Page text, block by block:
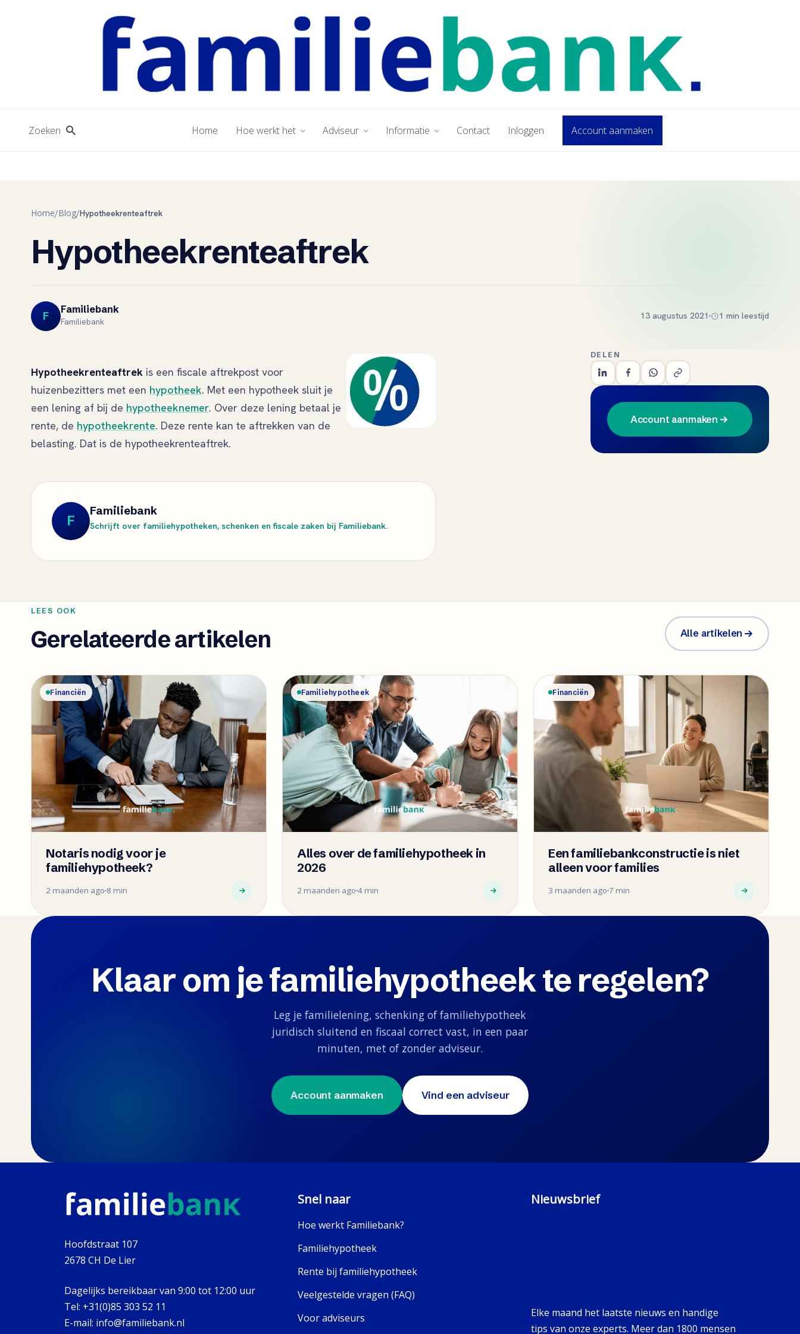
Zoeken Home Hoe werkt het Adviseur Informatie Contact Inloggen Account aanmaken
Home/Blog/Hypotheekrenteaftrek
Hypotheekrenteaftrek
F
Familiebank
Familiebank
13 augustus 2021 1 min leestijd
Hypotheekrenteaftrek is een fiscale aftrekpost voor
huizenbezitters met een hypotheek. Met een hypotheek sluit je
een lening af bij de hypotheeknemer. Over deze lening betaal je
rente, de hypotheekrente. Deze rente kan te aftrekken van de
belasting. Dat is de hypotheekrenteaftrek.
F
Familiebank
Schrijft over familiehypotheken, schenken en fiscale zaken bij Familiebank.
DELEN
Account aanmaken
LEES OOK
Gerelateerde artikelen Alle artikelen
Financiën
Notaris nodig voor je
familiehypotheek?
2 maanden ago 8 min
Familiehypotheek
Alles over de familiehypotheek in
2026
2 maanden ago 4 min
Financiën
Een familiebankconstructie is niet
alleen voor families
3 maanden ago 7 min
Klaar om je familiehypotheek te regelen?
Leg je familielening, schenking of familiehypotheek
juridisch sluitend en fiscaal correct vast, in een paar
minuten, met of zonder adviseur.
Account aanmaken Vind een adviseur
Hoofdstraat 107
2678 CH De Lier
Dagelijks bereikbaar van 9:00 tot 12:00 uur
Tel: +31(0)85 303 52 11
E-mail: info@familiebank.nl
Snel naar
Hoe werkt Familiebank?
Familiehypotheek
Rente bij familiehypotheek
Veelgestelde vragen (FAQ)
Voor adviseurs
Nieuwsbrief
Elke maand het laatste nieuws en handige
tips van onze experts. Meer dan 1800 mensen